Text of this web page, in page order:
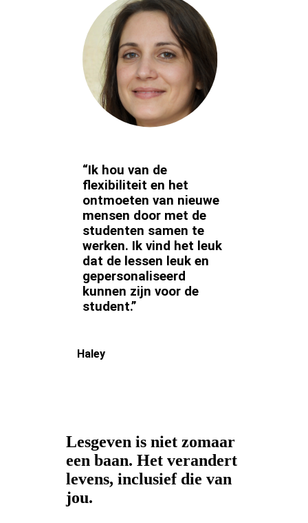
“Ik hou van de
flexibiliteit en het
ontmoeten van nieuwe
mensen door met de
studenten samen te
werken. Ik vind het leuk
dat de lessen leuk en
gepersonaliseerd
kunnen zijn voor de
student.”
Haley
Lesgeven is niet zomaar
een baan. Het verandert
levens, inclusief die van
jou.